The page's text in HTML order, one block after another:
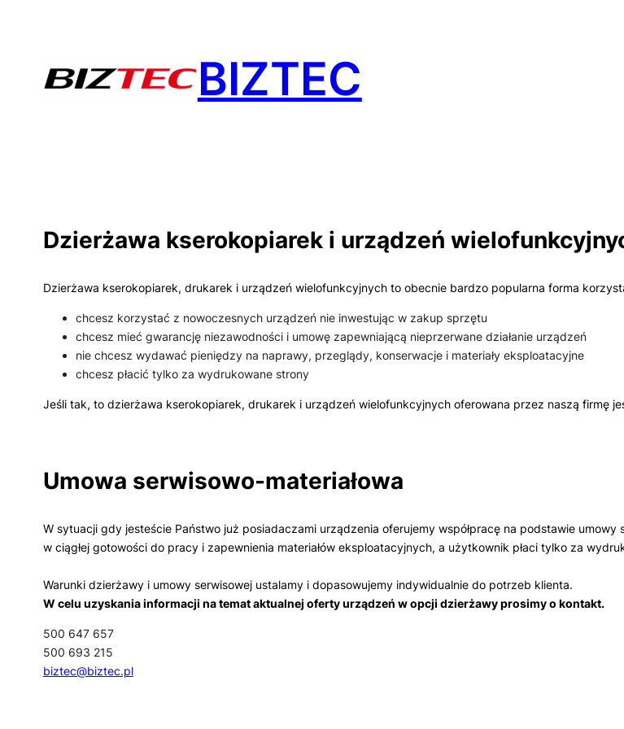
BIZTEC
Dzierżawa kserokopiarek i urządzeń
Dzierżawa kserokopiarek, drukarek i urządzeń wielofunkcyjnych to obecnie bardzo popularna forma
chcesz korzystać z nowoczesnych urządzeń nie inwestując w zakup sprzętu
chcesz mieć gwarancję niezawodności i umowę zapewniającą nieprzerwane działanie urządzeń
nie chcesz wydawać pieniędzy na naprawy, przeglądy, konserwacje i materiały eksploatacyjne
chcesz płacić tylko za wydrukowane strony
Jeśli tak, to dzierżawa kserokopiarek, drukarek i urządzeń wielofunkcyjnych oferowana przez naszą firmę
Umowa serwisowo-materiałowa
W sytuacji gdy jesteście Państwo już posiadaczami urządzenia oferujemy współpracę na podstawie
w ciągłej gotowości do pracy i zapewnienia materiałów eksploatacyjnych, a użytkownik płaci tylko za
Warunki dzierżawy i umowy serwisowej ustalamy i dopasowujemy indywidualnie do potrzeb klienta.
W celu uzyskania informacji na temat aktualnej oferty urządzeń w opcji dzierżawy prosimy o kontakt.
500 647 657
500 693 215
biztec@biztec.pl